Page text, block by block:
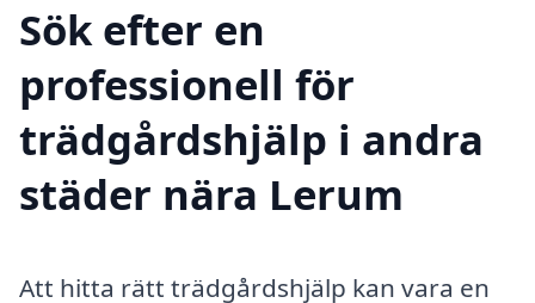
Sök efter en
professionell för
trädgårdshjälp i andra
städer nära Lerum
Att hitta rätt trädgårdshjälp kan vara en